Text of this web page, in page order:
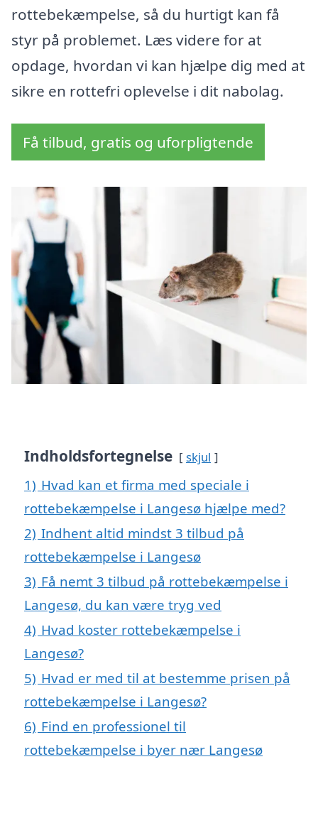
rottebekæmpelse, så du hurtigt kan få
styr på problemet. Læs videre for at
opdage, hvordan vi kan hjælpe dig med at
sikre en rottefri oplevelse i dit nabolag.
Få tilbud, gratis og uforpligtende
Indholdsfortegnelse skjul
1) Hvad kan et firma med speciale i
rottebekæmpelse i Langesø hjælpe med?
2) Indhent altid mindst 3 tilbud på
rottebekæmpelse i Langesø
3) Få nemt 3 tilbud på rottebekæmpelse i
Langesø, du kan være tryg ved
4) Hvad koster rottebekæmpelse i
Langesø?
5) Hvad er med til at bestemme prisen på
rottebekæmpelse i Langesø?
6) Find en professionel til
rottebekæmpelse i byer nær Langesø